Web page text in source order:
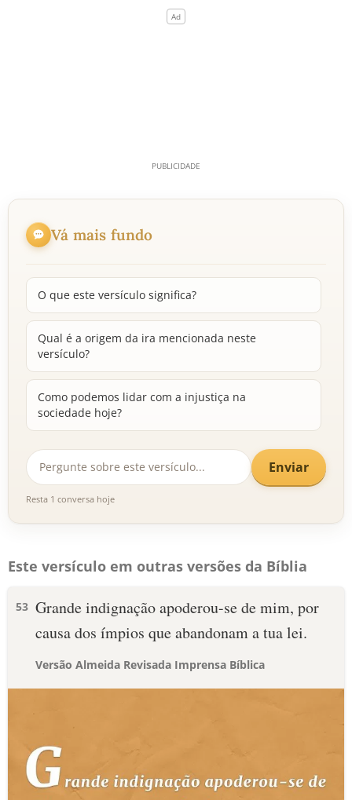
Vá mais fundo
O que este versículo significa?
Qual é a origem da ira mencionada neste
versículo?
Como podemos lidar com a injustiça na
sociedade hoje?
Enviar
Resta 1 conversa hoje
Este versículo em outras versões da Bíblia
53 Grande indignação apoderou-se de mim, por
causa dos ímpios que abandonam a tua lei.
Versão Almeida Revisada Imprensa Bíblica